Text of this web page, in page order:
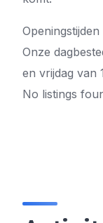
Openingstijden
Onze
en vrijdag van
No listings